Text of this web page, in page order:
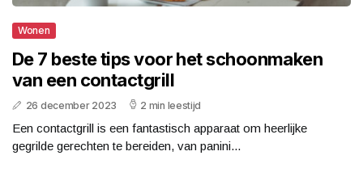
Wonen
De 7 beste tips voor het schoonmaken
van een contactgrill
26 december 2023 2 min leestijd
Een contactgrill is een fantastisch apparaat om heerlijke
gegrilde gerechten te bereiden, van panini...